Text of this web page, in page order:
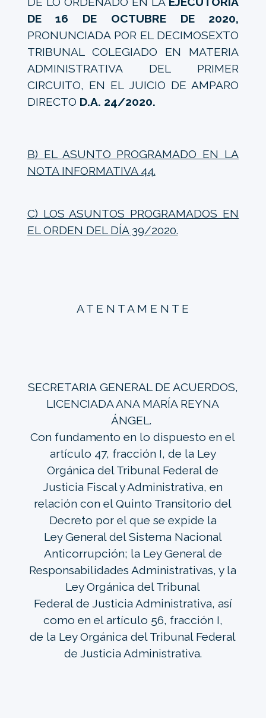
DE 16 DE OCTUBRE DE 2020,
PRONUNCIADA POR EL DECIMOSEXTO
TRIBUNAL COLEGIADO EN MATERIA
ADMINISTRATIVA DEL PRIMER
CIRCUITO, EN EL JUICIO DE AMPARO
DIRECTO D.A. 24/2020.
B) EL ASUNTO PROGRAMADO EN LA
NOTA INFORMATIVA 44.
C) LOS ASUNTOS PROGRAMADOS EN
EL ORDEN DEL DÍA 39/2020.
A T E N T A M E N T E
SECRETARIA GENERAL DE ACUERDOS,
LICENCIADA ANA MARÍA REYNA
ÁNGEL.
Con fundamento en lo dispuesto en el
artículo 47, fracción I, de la Ley
Orgánica del Tribunal Federal de
Justicia Fiscal y Administrativa, en
relación con el Quinto Transitorio del
Decreto por el que se expide la
Ley General del Sistema Nacional
Anticorrupción; la Ley General de
Responsabilidades Administrativas, y la
Ley Orgánica del Tribunal
Federal de Justicia Administrativa, así
como en el artículo 56, fracción I,
de la Ley Orgánica del Tribunal Federal
de Justicia Administrativa.